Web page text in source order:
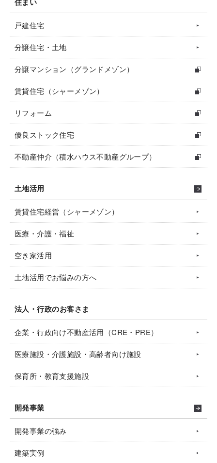
戸建住宅
分譲住宅・土地
分譲マンション（グランドメゾン）
賃貸住宅（シャーメゾン）
リフォーム
優良ストック住宅
不動産仲介（積水ハウス不動産グループ）
土地活用
賃貸住宅経営（シャーメゾン）
医療・介護・福祉
空き家活用
土地活用でお悩みの方へ
法人・行政のお客さま
企業・行政向け不動産活用（CRE・PRE）
医療施設・介護施設・高齢者向け施設
保育所・教育支援施設
開発事業
開発事業の強み
建築実例